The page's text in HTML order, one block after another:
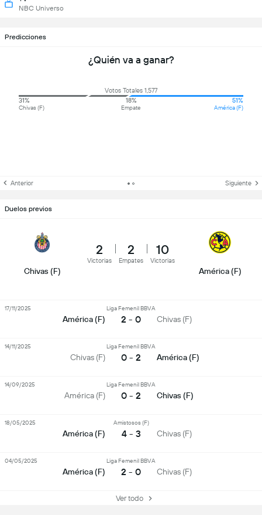
NBC Universo
Predicciones
¿Quién va a ganar?
Votos Totales 1,577
31%
Chivas (F)
18%
Empate
51%
América (F)
Anterior Siguiente
Duelos previos
Chivas (F)
2
Victorias
2
Empates
10
Victorias
América (F)
América (F)
Liga Femenil BBVA
2 - 0 Chivas (F)
17/11/2025
Chivas (F)
Liga Femenil BBVA
0 - 2 América (F)
14/11/2025
América (F)
Liga Femenil BBVA
0 - 2 Chivas (F)
14/09/2025
América (F)
Amistosos (F)
4 - 3 Chivas (F)
18/05/2025
América (F)
Liga Femenil BBVA
2 - 0 Chivas (F)
04/05/2025
Ver todo